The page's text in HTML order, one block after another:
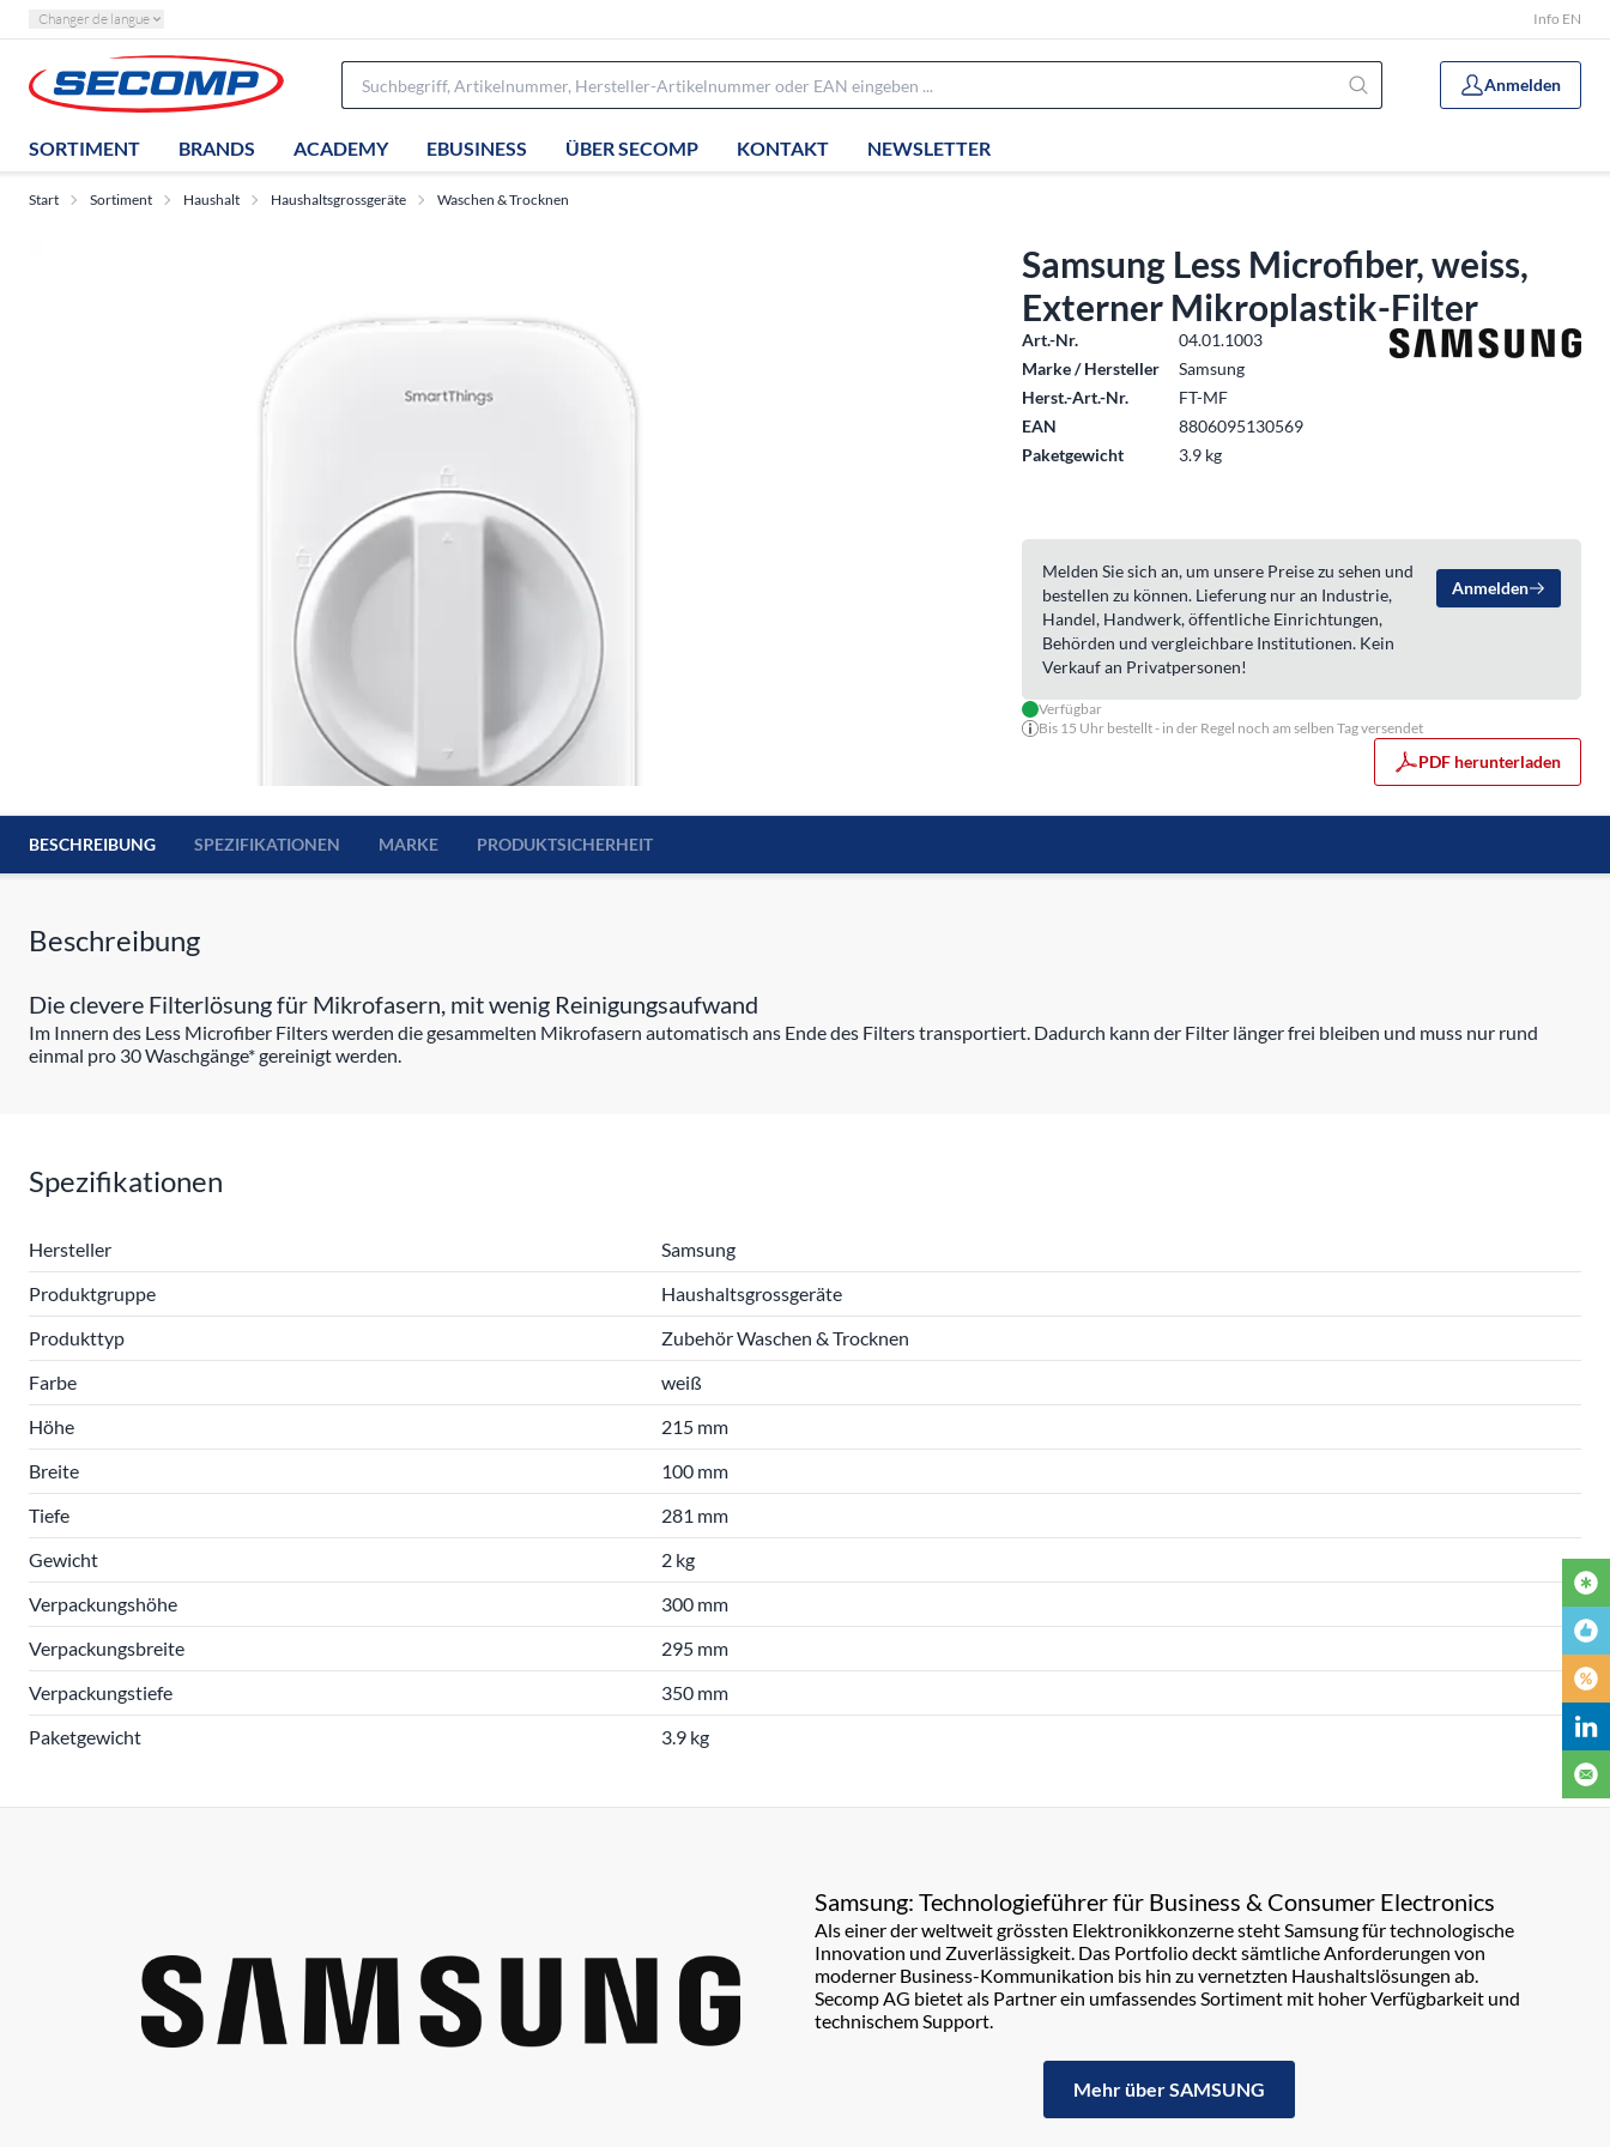
Changer de langue Info EN
Anmelden
SORTIMENT BRANDS ACADEMY EBUSINESS ÜBER SECOMP KONTAKT NEWSLETTER
Start Sortiment Haushalt Haushaltsgrossgeräte Waschen & Trocknen
Samsung Less Microfiber, weiss,
Externer Mikroplastik-Filter
Art.-Nr.
04.01.1003
Marke / Hersteller
Samsung
Herst.-Art.-Nr.
FT-MF
EAN
8806095130569
Paketgewicht
3.9 kg
Melden Sie sich an, um unsere Preise zu sehen und
bestellen zu können. Lieferung nur an Industrie,
Handel, Handwerk, öffentliche Einrichtungen,
Behörden und vergleichbare Institutionen. Kein
Verkauf an Privatpersonen!
Anmelden
Verfügbar
Bis 15 Uhr bestellt - in der Regel noch am selben Tag versendet
PDF herunterladen
BESCHREIBUNG SPEZIFIKATIONEN MARKE PRODUKTSICHERHEIT
Beschreibung
Die clevere Filterlösung für Mikrofasern, mit wenig Reinigungsaufwand
Im Innern des Less Microfiber Filters werden die gesammelten Mikrofasern automatisch ans Ende des Filters transportiert. Dadurch kann der Filter länger frei bleiben und muss nur rund
einmal pro 30 Waschgänge* gereinigt werden.
Spezifikationen
Hersteller
Samsung
Produktgruppe
Haushaltsgrossgeräte
Produkttyp
Zubehör Waschen & Trocknen
Farbe
weiß
Höhe
215 mm
Breite
100 mm
Tiefe
281 mm
Gewicht
2 kg
Verpackungshöhe
300 mm
Verpackungsbreite
295 mm
Verpackungstiefe
350 mm
Paketgewicht
3.9 kg
Samsung: Technologieführer für Business & Consumer Electronics
Als einer der weltweit grössten Elektronikkonzerne steht Samsung für technologische
Innovation und Zuverlässigkeit. Das Portfolio deckt sämtliche Anforderungen von
moderner Business-Kommunikation bis hin zu vernetzten Haushaltslösungen ab.
Secomp AG bietet als Partner ein umfassendes Sortiment mit hoher Verfügbarkeit und
technischem Support.
Mehr über SAMSUNG